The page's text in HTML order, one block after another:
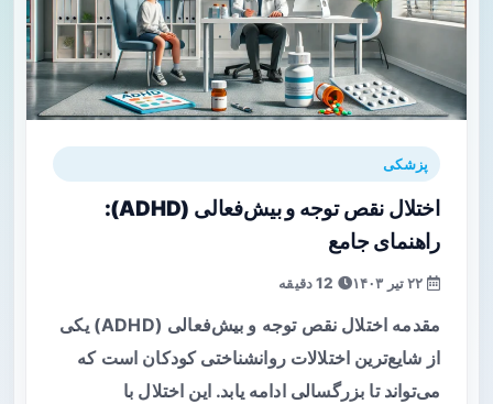
پزشکی
اختلال نقص توجه و بیش‌فعالی (ADHD):
راهنمای جامع
مقدمه اختلال نقص توجه و بیش‌فعالی (ADHD) یکی
از شایع‌ترین اختلالات روانشناختی کودکان است که
می‌تواند تا بزرگسالی ادامه یابد. این اختلال با